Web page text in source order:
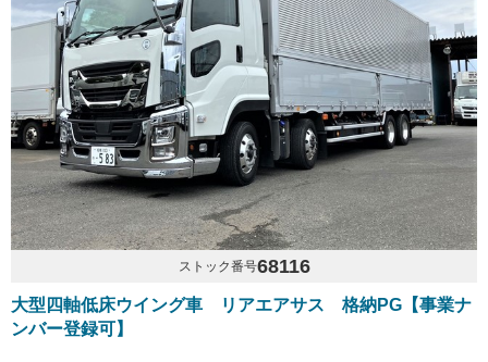
ストック番号68116
大型四軸低床ウイング車 リアエアサス 格納PG【事業ナ
ンバー登録可】